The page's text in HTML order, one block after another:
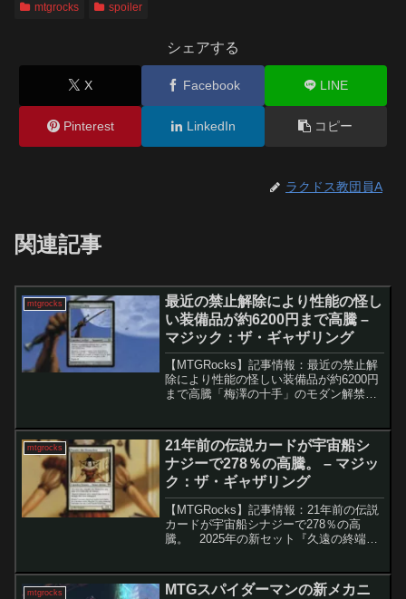
mtgrocks spoiler
シェアする
X Facebook LINE
Pinterest LinkedIn コピー
ラクドス教団員A
関連記事
mtgrocks
最近の禁止解除により性能の怪し
い装備品が約6200円まで高騰 –
マジック：ザ・ギャザリング
【MTGRocks】記事情報：最近の禁止解
除により性能の怪しい装備品が約6200円
まで高騰「梅澤の十手」のモダン解禁と
禁止カードに指定されていた「梅澤の十
手」が解禁され、...
mtgrocks
21年前の伝説カードが宇宙船シ
ナジーで278％の高騰。 – マジッ
ク：ザ・ギャザリング
【MTGRocks】記事情報：21年前の伝説
カードが宇宙船シナジーで278％の高
騰。 2025年の新セット『久遠の終端』
素が多数登場しました。その中で、2...
mtgrocks
MTGスパイダーマンの新メカニ